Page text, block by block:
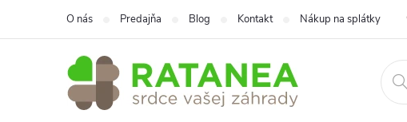
O nás Predajňa Blog Kontakt Nákup na splátky